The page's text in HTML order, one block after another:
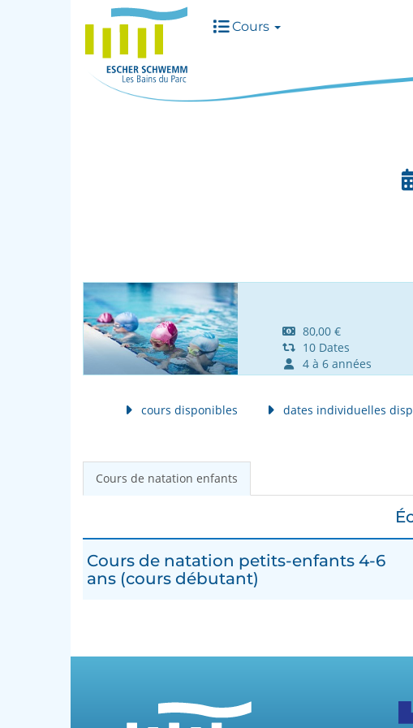
Cours
80,00 €
10 Dates
4 à 6 années
cours disponibles dates individuelles
Cours de natation enfants
Cours de natation petits-enfants 4-6
ans (cours débutant)